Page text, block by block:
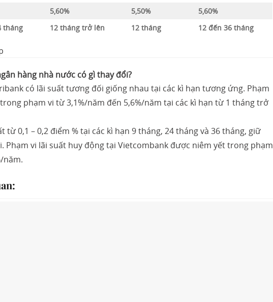
5,60% 5,50%
5,60%
tháng 12 tháng trở lên 12 tháng 12 đến 36 tháng
hàng nhà nước có gì thay đổi?
có lãi suất tương đối giống nhau tại các kì hạn tương ứng. Phạm
phạm vi từ 3,1%/năm đến 5,6%/năm tại các kì hạn từ 1 tháng trở
từ 0,1 – 0,2 điểm % tại các kì hạn 9 tháng, 24 tháng và 36 tháng, giữ
Phạm vi lãi suất huy động tại Vietcombank được niêm yết trong phạm
năm.